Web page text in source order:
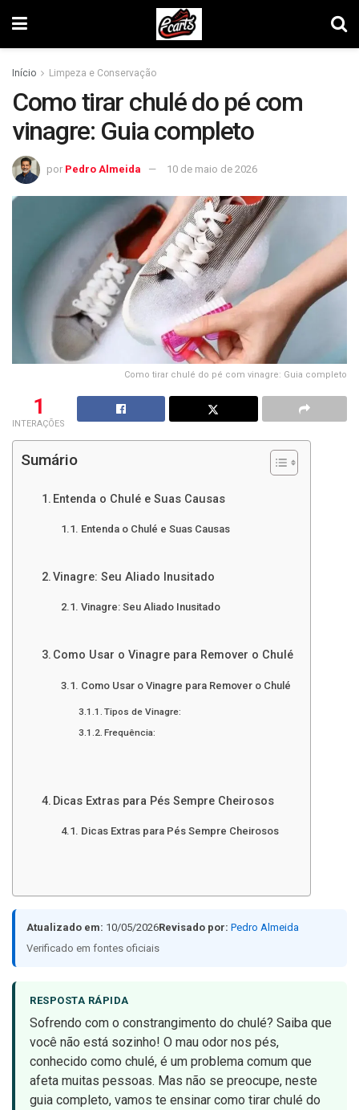
Início Limpeza e Conservação
Como tirar chulé do pé com
vinagre: Guia completo
por Pedro Almeida 10 de maio de 2026
Como tirar chulé do pé com vinagre: Guia completo
1
INTERAÇÕES
Sumário
Entenda o Chulé e Suas Causas
Entenda o Chulé e Suas Causas
Vinagre: Seu Aliado Inusitado
Vinagre: Seu Aliado Inusitado
Como Usar o Vinagre para Remover o Chulé
Como Usar o Vinagre para Remover o Chulé
Tipos de Vinagre:
Frequência:
Dicas Extras para Pés Sempre Cheirosos
Dicas Extras para Pés Sempre Cheirosos
Atualizado em: 10/05/2026Revisado por: Pedro Almeida
Verificado em fontes oficiais
RESPOSTA RÁPIDA
Sofrendo com o constrangimento do chulé? Saiba que
você não está sozinho! O mau odor nos pés,
conhecido como chulé, é um problema comum que
afeta muitas pessoas. Mas não se preocupe, neste
guia completo, vamos te ensinar como tirar chulé do